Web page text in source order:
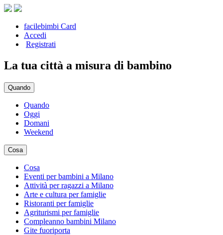
facilebimbi Card
Accedi
Registrati
La tua città a misura di bambino
Quando
Quando
Oggi
Domani
Weekend
Cosa
Cosa
Eventi per bambini a Milano
Attività per ragazzi a Milano
Arte e cultura per famiglie
Ristoranti per famiglie
Agriturismi per famiglie
Compleanno bambini Milano
Gite fuoriporta